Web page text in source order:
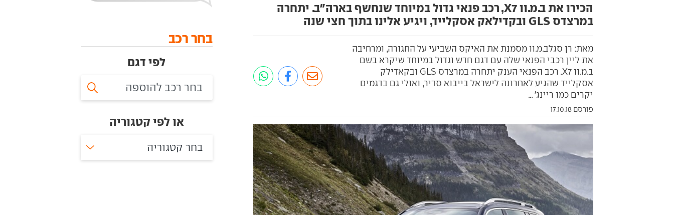
הכירו את ב.מ.וו X7, רכב פנאי גדול במיוחד שנחשף בארה"ב. יתחרה
במרצדס GLS ובקדילאק אסקלייד, ויגיע אלינו בתוך חצי שנה
מאת: רן סגלב.מ.וו מסמנת את האיקס השביעי על החגורה, ומרחיבה
את ליין רכבי הפנאי שלה עם דגם חדש וגדול במיוחד שיקרא בשם
ב.מ.וו X7. רכב הפנאי הענק יתחרה במרצדס GLS ובקאדילק
אסקלייד שהגיע לאחרונה לישראל בייבוא סדיר, ואולי גם בדגמים
יקרים כמו ריינג' ...
פורסם 17.10.18
בחר רכב
לפי דגם
או לפי קטגוריה
בחר קטגוריה